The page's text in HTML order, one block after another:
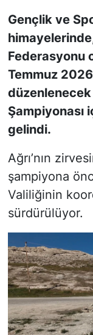
Gençlik ve
Federasyonu
Temmuz
düzenlenecek
Şampiyonası
gelindi.
Ağrı’nın
şampiyona
Valiliğinin
sürdürülüyor.
KONGRE
KONGRE